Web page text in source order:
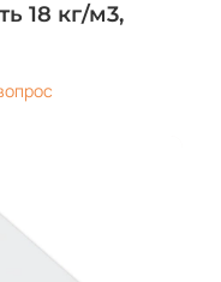
18 кг/м3,